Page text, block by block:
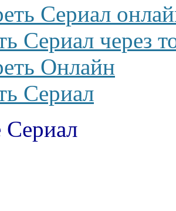
Сериал
Сериал через
Онлайн
Сериал
Сериал